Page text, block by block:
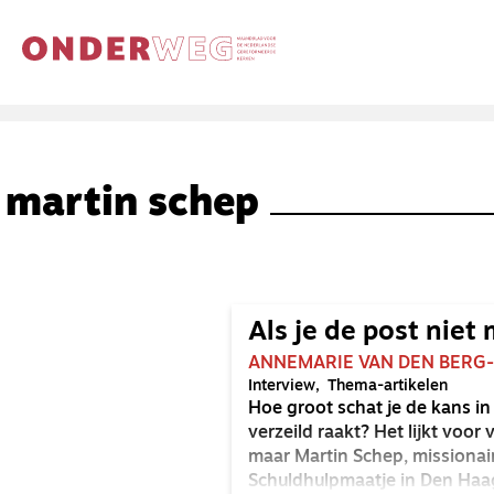
martin schep
Als je de post niet
ANNEMARIE VAN DEN
Interview Thema-artikelen
Hoe groot schat je de kans
verzeild raakt? Het lijkt voor
maar Martin Schep,
Schuldhulpmaatje in Den